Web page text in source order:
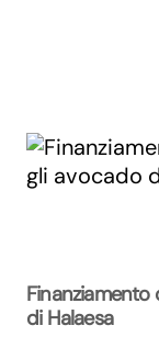
di Halaesa